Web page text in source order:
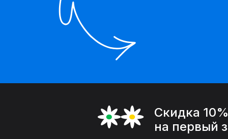
Скидка 10%
на первый